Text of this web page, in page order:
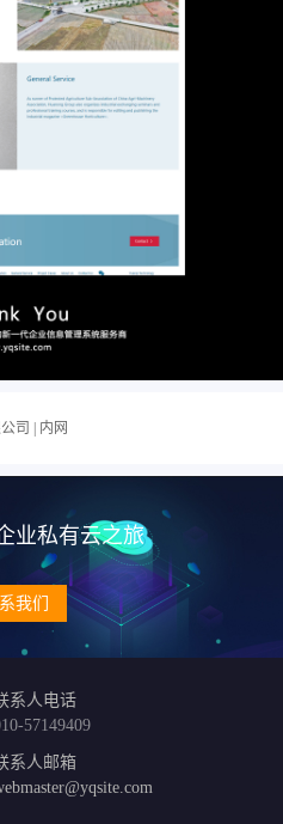
司 | 内网
业私有云之旅
我们
系人电话
57149409
系人邮箱